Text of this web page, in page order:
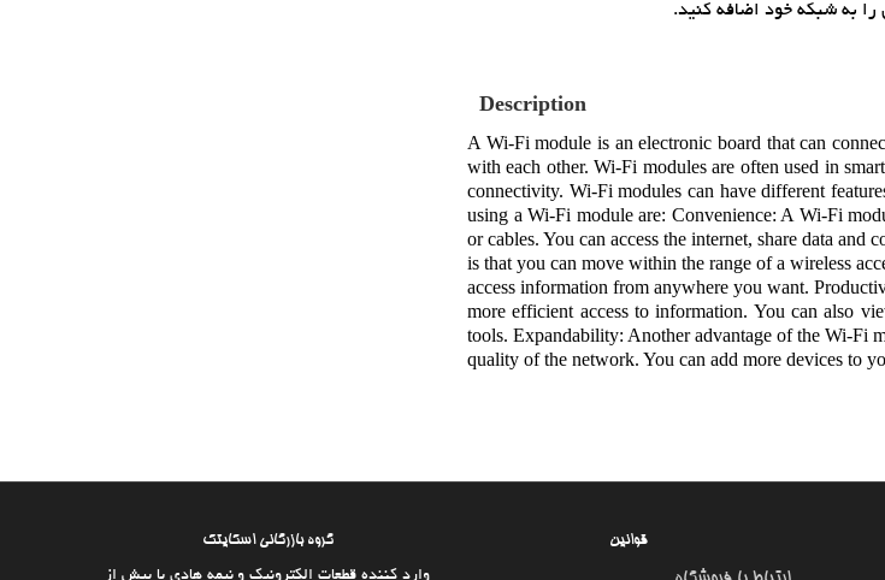
را به شبکه خود اضافه کنيد.
Description
A Wi-Fi module is an electronic board that can
with each other. Wi-Fi modules are often used in
connectivity. Wi-Fi modules can have different
using a Wi-Fi module are: Convenience: A Wi-Fi
or cables. You can access the internet, share data
is that you can move within the range of a wireless
access information from anywhere you want.
more efficient access to information. You can also
tools. Expandability: Another advantage of the Wi-Fi
quality of the network. You can add more devices to
گروه بازرگانی اسکایتک قوانین